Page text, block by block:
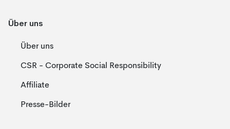
Über uns
Über uns
CSR - Corporate Social Responsibility
Affiliate
Presse-Bilder